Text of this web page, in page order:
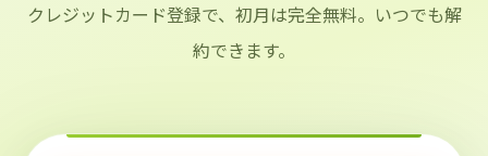
クレジットカード登録で、初月は完全無料。いつでも解
約できます。